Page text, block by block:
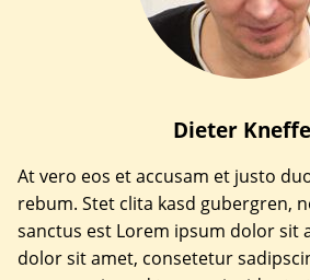
Dieter
At vero eos et accusam et justo
rebum. Stet clita kasd gubergren,
sanctus est Lorem ipsum dolor sit
dolor sit amet, consetetur